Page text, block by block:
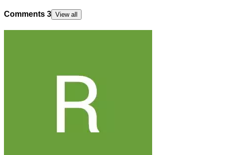
Comments 3 View all